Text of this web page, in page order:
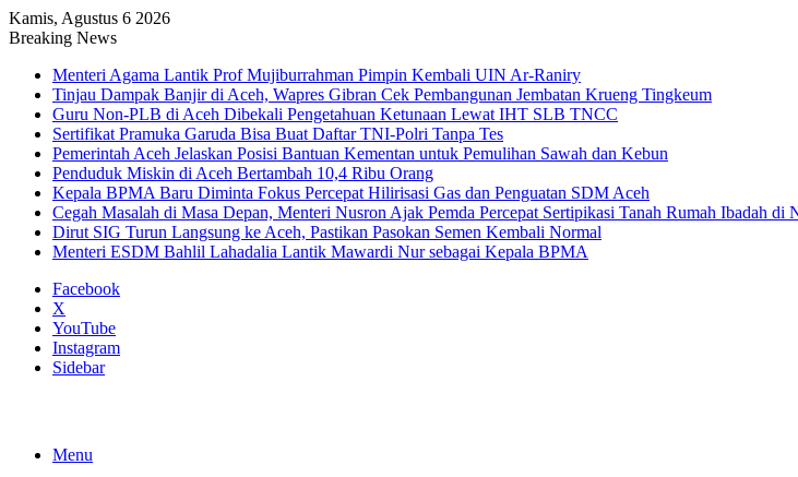
Kamis, Agustus 6 2026
Breaking News
Menteri Agama Lantik Prof Mujiburrahman Pimpin Kembali UIN Ar-Raniry
Tinjau Dampak Banjir di Aceh, Wapres Gibran Cek Pembangunan Jembatan Krueng Tingkeum
Guru Non-PLB di Aceh Dibekali Pengetahuan Ketunaan Lewat IHT SLB TNCC
Sertifikat Pramuka Garuda Bisa Buat Daftar TNI-Polri Tanpa Tes
Pemerintah Aceh Jelaskan Posisi Bantuan Kementan untuk Pemulihan Sawah dan Kebun
Penduduk Miskin di Aceh Bertambah 10,4 Ribu Orang
Kepala BPMA Baru Diminta Fokus Percepat Hilirisasi Gas dan Penguatan SDM Aceh
Cegah Masalah di Masa Depan, Menteri Nusron Ajak Pemda Percepat Sertipikasi Tanah Rumah Ibadah di
Dirut SIG Turun Langsung ke Aceh, Pastikan Pasokan Semen Kembali Normal
Menteri ESDM Bahlil Lahadalia Lantik Mawardi Nur sebagai Kepala BPMA
Facebook
X
YouTube
Instagram
Sidebar
Menu